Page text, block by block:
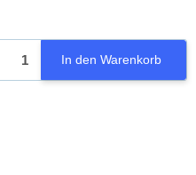
In den Warenkorb